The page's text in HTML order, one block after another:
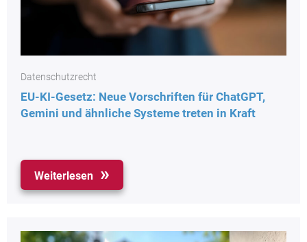
Datenschutzrecht
EU-KI-Gesetz: Neue Vorschriften für ChatGPT,
Gemini und ähnliche Systeme treten in Kraft
Weiterlesen